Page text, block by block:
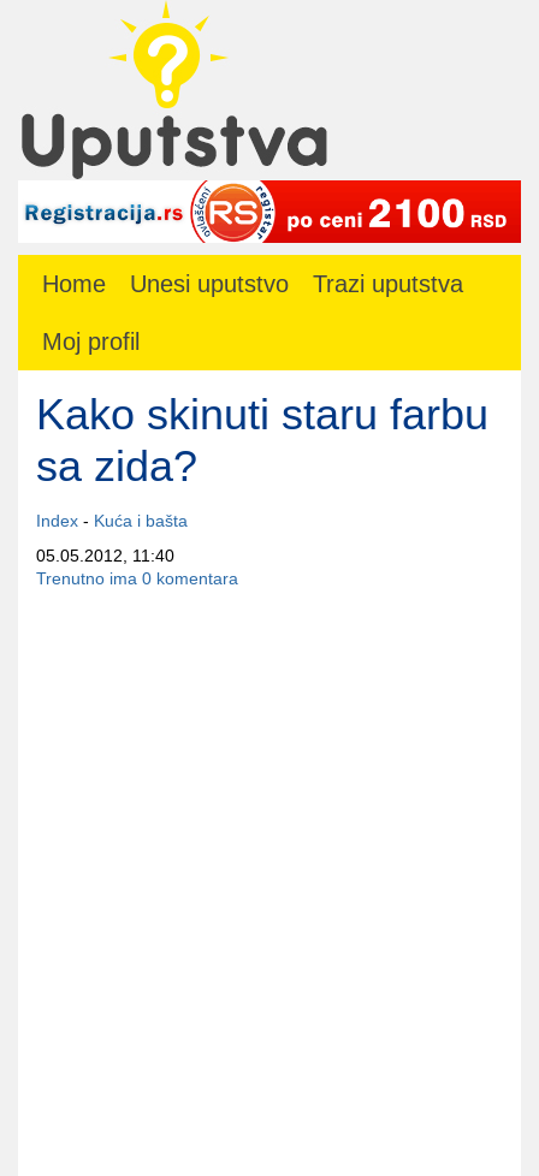
Home Unesi uputstvo Trazi uputstva
Moj profil
Kako skinuti staru farbu
sa zida?
Index - Kuća i bašta
05.05.2012, 11:40
Trenutno ima 0 komentara